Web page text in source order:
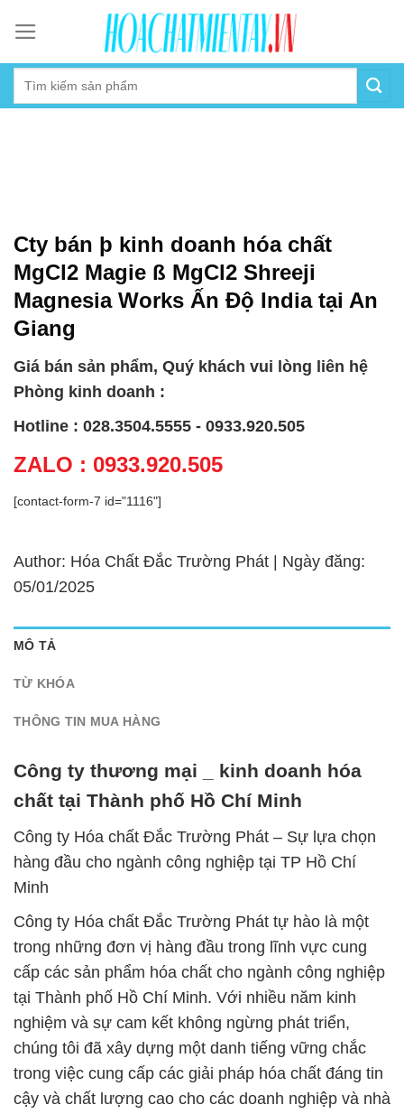
content
Cty bán þ kinh doanh hóa chất
MgCl2 Magie ß MgCl2 Shreeji
Magnesia Works Ấn Độ India tại An
Giang
Giá bán sản phẩm, Quý khách vui lòng liên hệ
Phòng kinh doanh :
Hotline : 028.3504.5555 - 0933.920.505
ZALO : 0933.920.505
[contact-form-7 id="1116"]
Author: Hóa Chất Đắc Trường Phát | Ngày đăng:
05/01/2025
MÔ TẢ
TỪ KHÓA
THÔNG TIN MUA HÀNG
Công ty thương mại _ kinh doanh hóa
chất tại Thành phố Hồ Chí Minh
Công ty Hóa chất Đắc Trường Phát – Sự lựa chọn
hàng đầu cho ngành công nghiệp tại TP Hồ Chí
Minh
Công ty Hóa chất Đắc Trường Phát tự hào là một
trong những đơn vị hàng đầu trong lĩnh vực cung
cấp các sản phẩm hóa chất cho ngành công nghiệp
tại Thành phố Hồ Chí Minh. Với nhiều năm kinh
nghiệm và sự cam kết không ngừng phát triển,
chúng tôi đã xây dựng một danh tiếng vững chắc
trong việc cung cấp các giải pháp hóa chất đáng tin
cậy và chất lượng cao cho các doanh nghiệp và nhà